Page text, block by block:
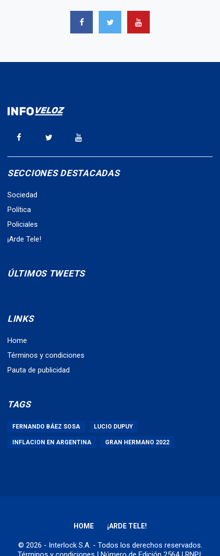
SECCIONES DESTACADAS
Sociedad
Política
Policiales
¡Arde Tele!
ÚLTIMOS TWEETS
LINKS
Home
Términos y condiciones
Pauta de publicidad
TAGS
FERNANDO BÁEZ SOSA LUCIO DUPUY
INFLACION EN ARGENTINA GRAN HERMANO 2022
HOME ¡ARDE TELE!
© 2026 - Interlock S.A. - Todos los derechos reservados.